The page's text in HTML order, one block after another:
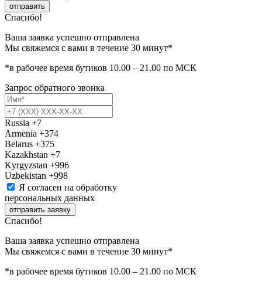
отправить
Спасибо!
Ваша заявка успешно отправлена
Мы свяжемся с вами в течение 30 минут*
*в рабочее время бутиков 10.00 – 21.00 по МСК
Запрос обратного звонка
Russia +7
Armenia +374
Belarus +375
Kazakhstan +7
Kyrgyzstan +996
Uzbekistan +998
Я согласен на обработку
персональных данных
отправить заявку
Спасибо!
Ваша заявка успешно отправлена
Мы свяжемся с вами в течение 30 минут*
*в рабочее время бутиков 10.00 – 21.00 по МСК